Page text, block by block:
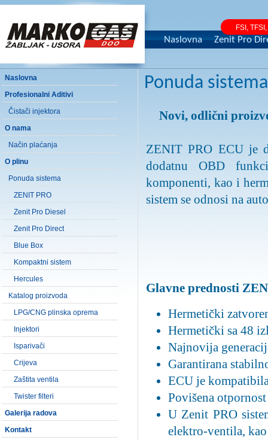
Naslovna
Profesionalni Aditivi
Čistači injektora
O nama
Način plaćanja
O plinu
Ponuda sistema
ZENIT PRO
Zenit Pro Diesel
Zenit Pro Direct
Blue Box
Kompaktni sistem
Hercules
Katalog proizvoda
LPG/CNG plinska oprema
Injektori
Isparivači
Crijeva
Zaštita ventila
Twister filteri
Galerija radova
Kontakt
Ponuda sistema
Novi, odlični
ZENIT PRO ECU je
dodatnu OBD
komponenti, kao i
sistem se odnosi na
Glavne prednosti
Hermetički
Hermetički sa 48
Najnovija
Garantirana
ECU je
Povišena
U Zenit PRO
elektro-ventila,
Naslovna Zenit Pro
FSI,